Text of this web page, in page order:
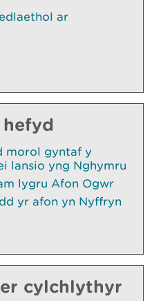
ar
morol gyntaf y
lansio yng Nghymru
lygru Afon Ogwr
yr afon yn Nyffryn
cylchlythyr